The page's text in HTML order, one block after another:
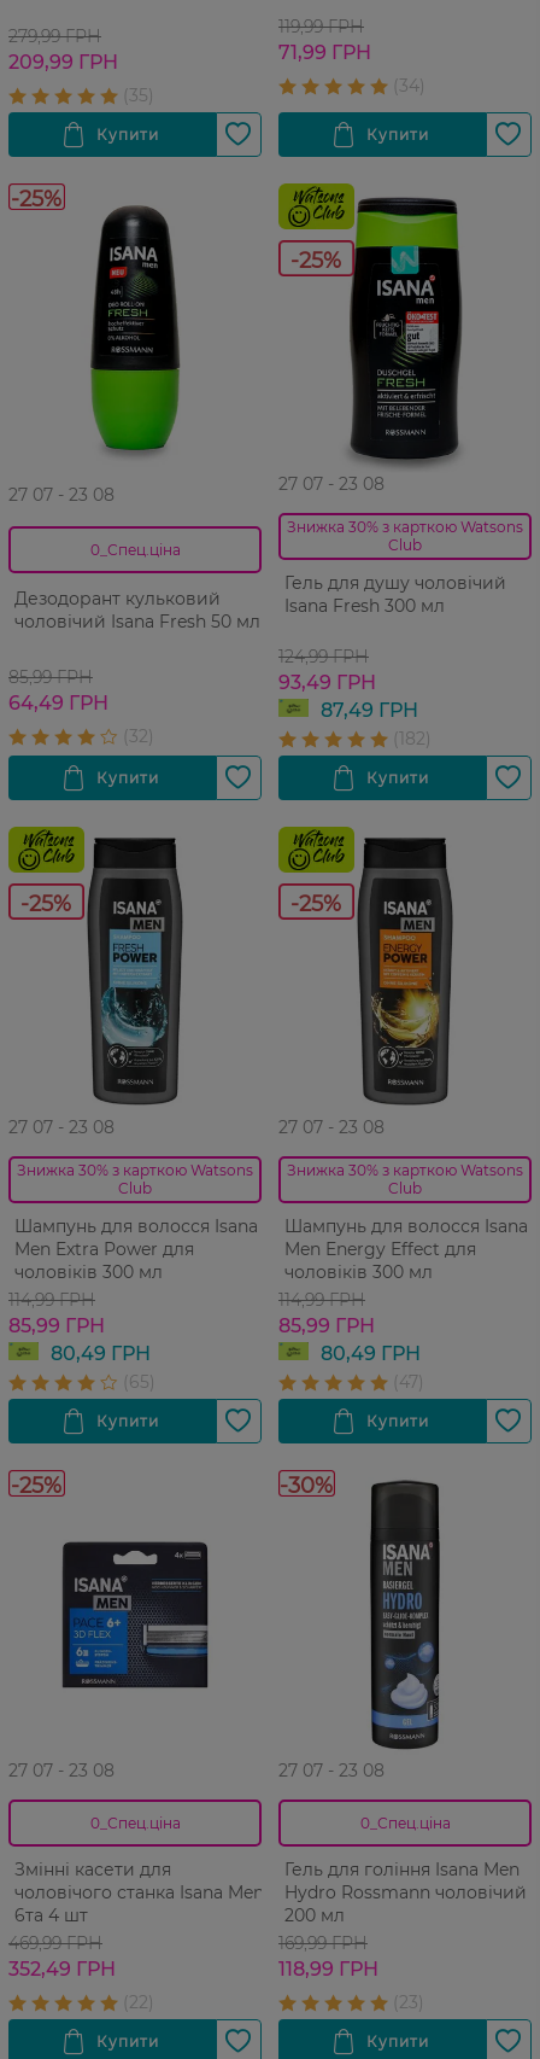
279,99 ГРН
209,99 ГРН
119,99 ГРН
71,99 ГРН
-25%
27 07 - 23 08
0_Спец.ціна
Дезодорант кульковий
чоловічий Isana Fresh 50 мл
85,99 ГРН
64,49 ГРН
-25%
27 07 - 23 08
Знижка 30% з карткою Watsons
Club
Гель для душу чоловічий
Isana Fresh 300 мл
124,99 ГРН
93,49 ГРН
87,49 ГРН
-25%
27 07 - 23 08
Знижка 30% з карткою Watsons
Club
Шампунь для волосся Isana
Men Extra Power для
чоловіків 300 мл
114,99 ГРН
85,99 ГРН
80,49 ГРН
-25%
27 07 - 23 08
Знижка 30% з карткою Watsons
Club
Шампунь для волосся Isana
Men Energy Effect для
чоловіків 300 мл
114,99 ГРН
85,99 ГРН
80,49 ГРН
-25%
27 07 - 23 08
0_Спец.ціна
Змінні касети для
чоловічого станка Isana Men
6та 4 шт
469,99 ГРН
352,49 ГРН
-30%
27 07 - 23 08
0_Спец.ціна
Гель для гоління Isana Men
Hydro Rossmann чоловічий
200 мл
169,99 ГРН
118,99 ГРН